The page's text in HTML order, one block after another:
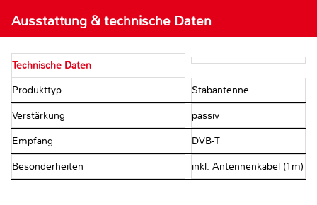
Ausstattung & technische Daten
Technische Daten
Produkttyp Stabantenne
Verstärkung passiv
Empfang DVB-T
Besonderheiten inkl. Antennenkabel (1m)